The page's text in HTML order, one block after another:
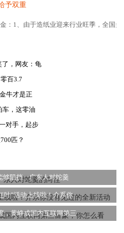
予双重
：1、由于造纸业迎来行业旺季，全国
了，网友：龟
百3.7
牛才是正
车，这零油
对手，起步
匹？
够阻挡，广东人对蛇羹
叶”活动上线啦！介系你
，黄峥成国内互联网第三